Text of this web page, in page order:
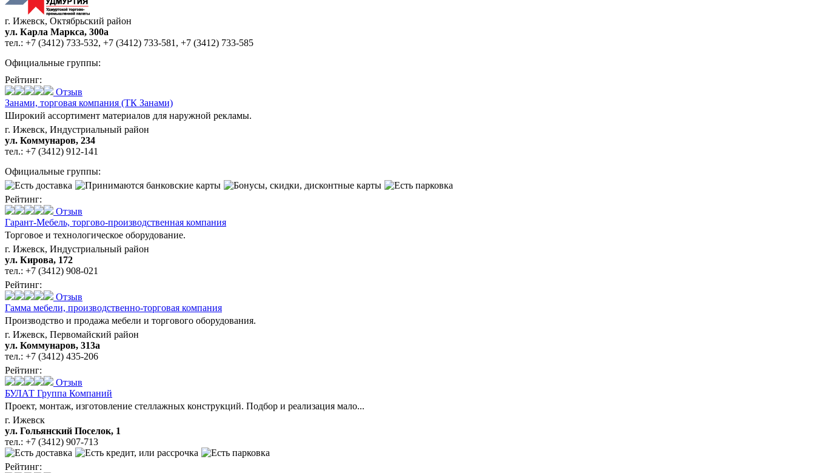
г. Ижевск, Октябрьский район
ул. Карла Маркса, 300а
тел.: +7 (3412) 733-532, +7 (3412) 733-581 , +7 (3412) 733-585
Официальные группы:
Рейтинг:
Отзыв
Занами, торговая компания (ТК Занами)
Широкий ассортимент материалов для наружной рекламы.
г. Ижевск, Индустриальный район
ул. Коммунаров, 234
тел.: +7 (3412) 912-141
Официальные группы:
Рейтинг:
Отзыв
Гарант-Мебель, торгово-производственная компания
Торговое и технологическое оборудование.
г. Ижевск, Индустриальный район
ул. Кирова, 172
тел.: +7 (3412) 908-021
Рейтинг:
Отзыв
Гамма мебели, производственно-торговая компания
Производство и продажа мебели и торгового оборудования.
г. Ижевск, Первомайский район
ул. Коммунаров, 313а
тел.: +7 (3412) 435-206
Рейтинг:
Отзыв
БУЛАТ Группа Компаний
Проект, монтаж, изготовление стеллажных конструкций. Подбор и реализация мало...
г. Ижевск
ул. Гольянский Поселок, 1
тел.: +7 (3412) 907-713
Рейтинг: